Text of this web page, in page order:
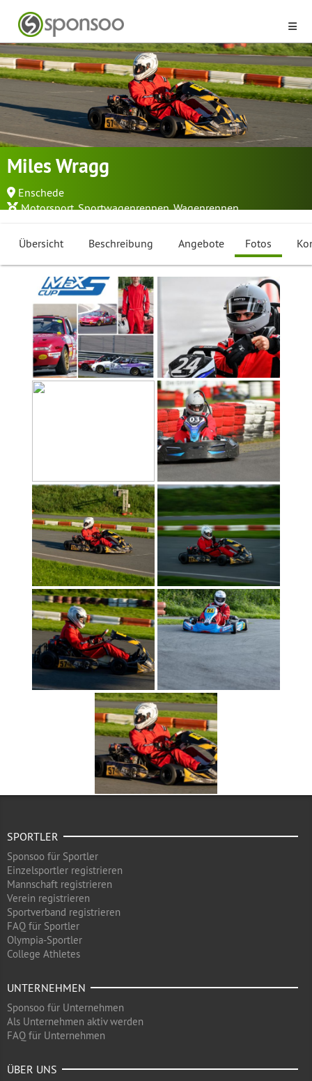
Miles Wragg
Enschede
Motorsport,Sportwagenrennen,Wagenrennen
Übersicht Beschreibung Angebote Fotos
SPORTLER
Sponsoo für Sportler
Einzelsportler registrieren
Mannschaft registrieren
Verein registrieren
Sportverband registrieren
FAQ für Sportler
Olympia-Sportler
College Athletes
UNTERNEHMEN
Sponsoo für Unternehmen
Als Unternehmen aktiv werden
FAQ für Unternehmen
ÜBER UNS